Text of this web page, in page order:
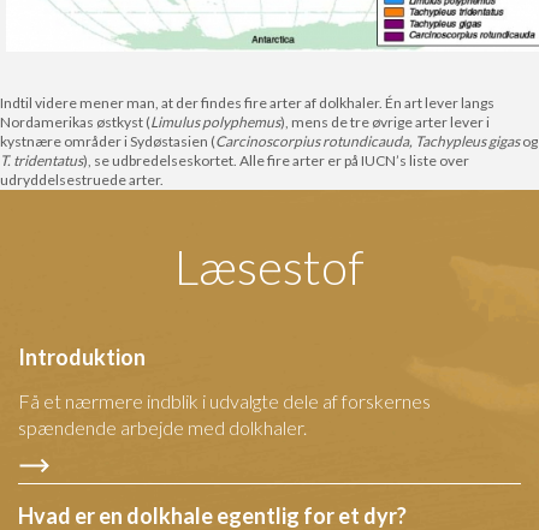
Indtil videre mener man, at der findes fire arter af dolkhaler. Én art lever langs
Nordamerikas østkyst (Limulus polyphemus), mens de tre øvrige arter lever i
kystnære områder i Sydøstasien (Carcinoscorpius rotundicauda, Tachypleus gigasog
T. tridentatus), se udbredelseskortet. Alle fire arter er på IUCN’s liste over
udryddelsestruede arter.
Læsestof
Introduktion
Få et nærmere indblik i udvalgte dele af forskernes
spændende arbejde med dolkhaler.
Hvad er en dolkhale egentlig for et dyr?